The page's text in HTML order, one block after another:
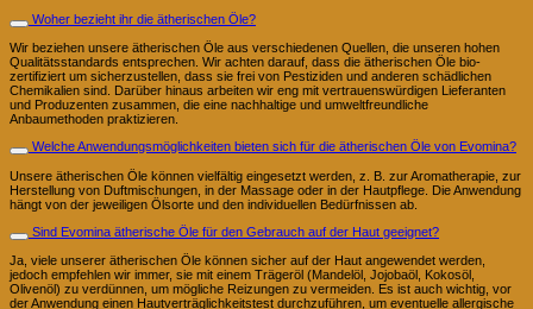
Woher bezieht ihr die ätherischen Öle?
Wir beziehen unsere ätherischen Öle aus verschiedenen Quellen, die unseren hohen
Qualitätsstandards entsprechen. Wir achten darauf, dass die ätherischen Öle bio-
zertifiziert um sicherzustellen, dass sie frei von Pestiziden und anderen schädlichen
Chemikalien sind. Darüber hinaus arbeiten wir eng mit vertrauenswürdigen Lieferanten
und Produzenten zusammen, die eine nachhaltige und umweltfreundliche
Anbaumethoden praktizieren.
Welche Anwendungsmöglichkeiten bieten sich für die ätherischen Öle von Evomina?
Unsere ätherischen Öle können vielfältig eingesetzt werden, z. B. zur Aromatherapie, zur
Herstellung von Duftmischungen, in der Massage oder in der Hautpflege. Die Anwendung
hängt von der jeweiligen Ölsorte und den individuellen Bedürfnissen ab.
Sind Evomina ätherische Öle für den Gebrauch auf der Haut geeignet?
Ja, viele unserer ätherischen Öle können sicher auf der Haut angewendet werden,
jedoch empfehlen wir immer, sie mit einem Trägeröl (Mandelöl, Jojobaöl, Kokosöl,
Olivenöl) zu verdünnen, um mögliche Reizungen zu vermeiden. Es ist auch wichtig, vor
der Anwendung einen Hautverträglichkeitstest durchzuführen, um eventuelle allergische